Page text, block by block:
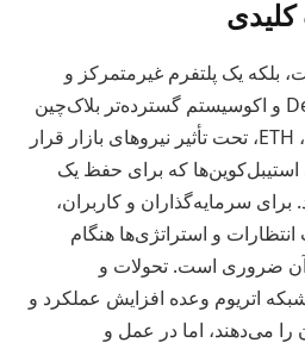
کلیدی
بلکه یک پلتفرم غیرمتمرکز و
پویاست که برای توسعه DeFi و اکوسیستم گسترده‌تر بلاک‌چین
حیاتی است. توکن بومی آن، ETH، تحت تأثیر نیروهای بازار قرار
استیبل‌کوین‌ها که برای حفظ یک
سرمایه‌گذاران و کاربران،
و استراتژی‌ها هنگام
آن ضروری است. تحولات و
اتریوم وعده افزایش عملکرد و
را می‌دهند، اما در عمل و